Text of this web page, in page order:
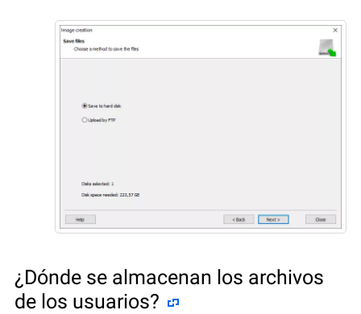
¿Dónde se almacenan los archivos
de los usuarios?